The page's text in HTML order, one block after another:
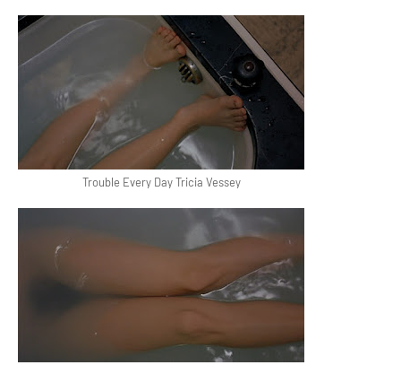
Trouble Every Day Tricia Vessey